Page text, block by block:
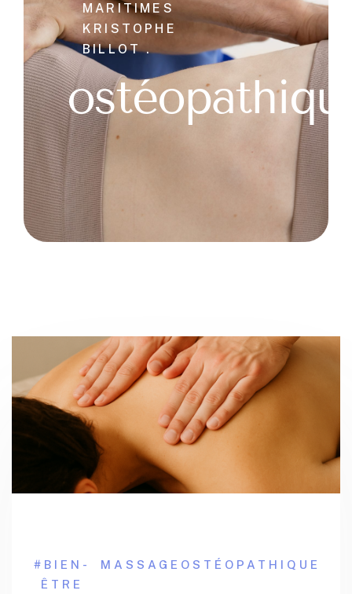
MARITIMES
KRISTOPHE
BILLOT .
#BIEN-
ÊTRE
MASSAGE OSTÉOPATHIQUE